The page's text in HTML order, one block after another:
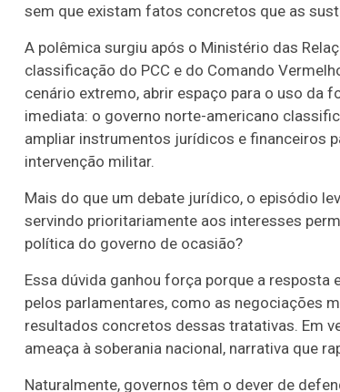
sem que existam fatos concretos que as
A polêmica surgiu após o Ministério das
classificação do PCC e do Comando
cenário extremo, abrir espaço para o uso da
imediata: o governo norte-americano
ampliar instrumentos jurídicos e financeiros
intervenção militar.
Mais do que um debate jurídico, o episódio
servindo prioritariamente aos interesses
política do governo de ocasião?
Essa dúvida ganhou força porque a
pelos parlamentares, como as negociações
resultados concretos dessas tratativas. Em
ameaça à soberania nacional, narrativa que
Naturalmente, governos têm o dever de